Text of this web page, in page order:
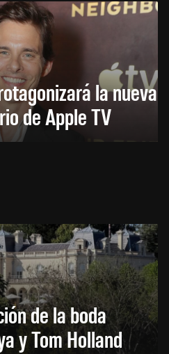
la nueva
de Apple TV
de la boda
y Tom Holland